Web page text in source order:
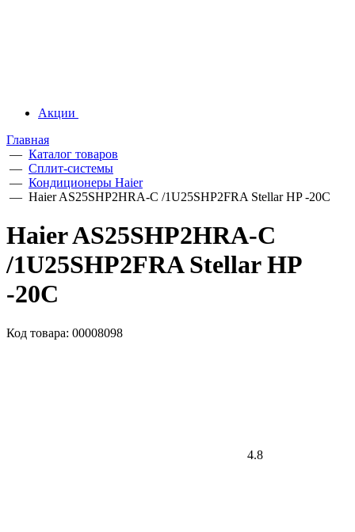
Акции
Главная
— Каталог товаров
— Сплит-системы
— Кондиционеры Haier
— Haier AS25SHP2HRA-C /1U25SHP2FRA Stellar HP -20С
Haier AS25SHP2HRA-C
/1U25SHP2FRA Stellar HP
-20С
Код товара: 00008098
4.8